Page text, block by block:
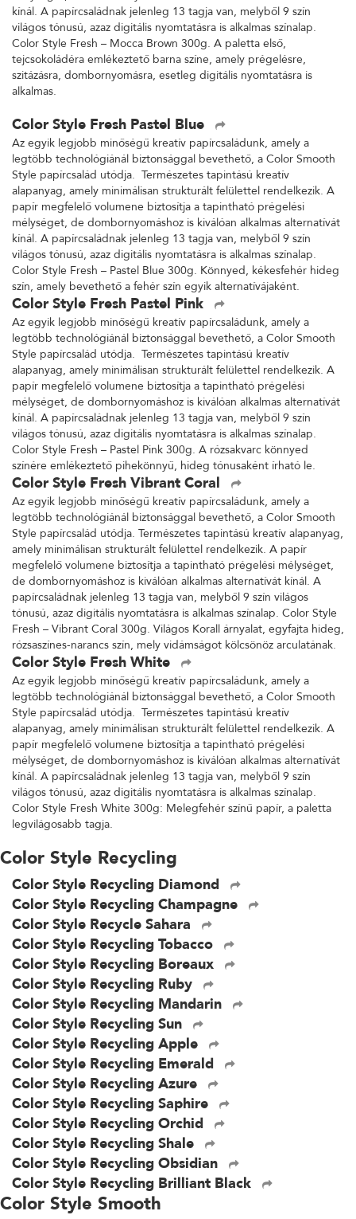
kínál. A papírcsaládnak jelenleg 13 tagja van, melyből 9 szín
világos tónusú, azaz digitális nyomtatásra is alkalmas színalap.
Color Style Fresh – Mocca Brown 300g. A paletta első,
tejcsokoládéra emlékeztető barna színe, amely prégelésre,
szitázásra, dombornyomásra, esetleg digitális nyomtatásra is
alkalmas.
Color Style Fresh Pastel Blue
Az egyik legjobb minőségű kreatív papírcsaládunk, amely a
legtöbb technológiánál biztonsággal bevethető, a Color Smooth
Style papírcsalád utódja. Természetes tapintású kreatív
alapanyag, amely minimálisan strukturált felülettel rendelkezik. A
papír megfelelő volumene biztosítja a tapintható prégelési
mélységet, de dombornyomáshoz is kiválóan alkalmas alternatívát
kínál. A papírcsaládnak jelenleg 13 tagja van, melyből 9 szín
világos tónusú, azaz digitális nyomtatásra is alkalmas színalap.
Color Style Fresh – Pastel Blue 300g. Könnyed, kékesfehér hideg
szín, amely bevethető a fehér szín egyik alternatívájaként.
Color Style Fresh Pastel Pink
Az egyik legjobb minőségű kreatív papírcsaládunk, amely a
legtöbb technológiánál biztonsággal bevethető, a Color Smooth
Style papírcsalád utódja. Természetes tapintású kreatív
alapanyag, amely minimálisan strukturált felülettel rendelkezik. A
papír megfelelő volumene biztosítja a tapintható prégelési
mélységet, de dombornyomáshoz is kiválóan alkalmas alternatívát
kínál. A papírcsaládnak jelenleg 13 tagja van, melyből 9 szín
világos tónusú, azaz digitális nyomtatásra is alkalmas színalap.
Color Style Fresh – Pastel Pink 300g. A rózsakvarc könnyed
színére emlékeztető pihekönnyű, hideg tónusaként írható le.
Color Style Fresh Vibrant Coral
Az egyik legjobb minőségű kreatív papírcsaládunk, amely a
legtöbb technológiánál biztonsággal bevethető, a Color Smooth
Style papírcsalád utódja. Természetes tapintású kreatív alapanyag,
amely minimálisan strukturált felülettel rendelkezik. A papír
megfelelő volumene biztosítja a tapintható prégelési mélységet,
de dombornyomáshoz is kiválóan alkalmas alternatívát kínál. A
papírcsaládnak jelenleg 13 tagja van, melyből 9 szín világos
tónusú, azaz digitális nyomtatásra is alkalmas színalap. Color Style
Fresh – Vibrant Coral 300g. Világos Korall árnyalat, egyfajta hideg,
rózsaszínes-narancs szín, mely vidámságot kölcsönöz arculatának.
Color Style Fresh White
Az egyik legjobb minőségű kreatív papírcsaládunk, amely a
legtöbb technológiánál biztonsággal bevethető, a Color Smooth
Style papírcsalád utódja. Természetes tapintású kreatív
alapanyag, amely minimálisan strukturált felülettel rendelkezik. A
papír megfelelő volumene biztosítja a tapintható prégelési
mélységet, de dombornyomáshoz is kiválóan alkalmas alternatívát
kínál. A papírcsaládnak jelenleg 13 tagja van, melyből 9 szín
világos tónusú, azaz digitális nyomtatásra is alkalmas színalap.
Color Style Fresh White 300g: Melegfehér színű papír, a paletta
legvilágosabb tagja.
Color Style Recycling
Color Style Recycling Diamond
Color Style Recycling Champagne
Color Style Recycle Sahara
Color Style Recycling Tobacco
Color Style Recycling Boreaux
Color Style Recycling Ruby
Color Style Recycling Mandarin
Color Style Recycling Sun
Color Style Recycling Apple
Color Style Recycling Emerald
Color Style Recycling Azure
Color Style Recycling Saphire
Color Style Recycling Orchid
Color Style Recycling Shale
Color Style Recycling Obsidian
Color Style Recycling Brilliant Black
Color Style Smooth